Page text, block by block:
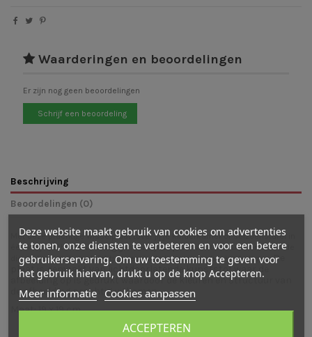
Waarderingen en beoordelingen
Er zijn nog geen beoordelingen
Schrijf een beoordeling
Beschrijving
Beoordelingen (0)
Met deze prachtige wisselplaat tover jij je kinderkamer of seizoenstafel in
één klap om tot een kerstig geheel. Op de plaat van Lotte Drouen zitten de
dieren tussen de met lichtjes versierde bomen een boekje te lezen.De
plaat is gemaakt van lichtdoorlatende kunststof waar de
afbeelding op is gedrukt waardoor de kleuren en structuur van
de afbeelding prachtig uitkomen.
Maat: 19 x 19 cm
Deze website maakt gebruik van cookies om advertenties
te tonen, onze diensten te verbeteren en voor een betere
gebruikerservaring. Om uw toestemming te geven voor
het gebruik hiervan, drukt u op de knop Accepteren.
Meer informatie Cookies aanpassen
ACCEPTEREN